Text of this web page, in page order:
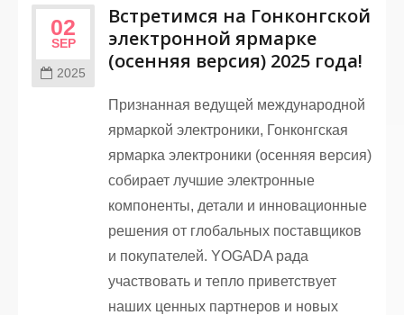
02
SEP
2025
Встретимся на Гонконгской
электронной ярмарке
(осенняя версия) 2025 года!
Признанная ведущей международной
ярмаркой электроники, Гонконгская
ярмарка электроники (осенняя версия)
собирает лучшие электронные
компоненты, детали и инновационные
решения от глобальных поставщиков
и покупателей. YOGADA рада
участвовать и тепло приветствует
наших ценных партнеров и новых